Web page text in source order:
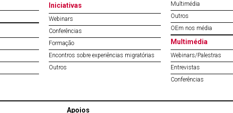
Iniciativas
Webinars
Conferências
Formação
Encontros sobre experiências migratórias
Outros
Multimédia
Outros
OEm nos média
Multimédia
Webinars/Palestras
Entrevistas
Conferências
Apoios